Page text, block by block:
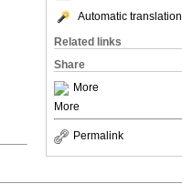
Automatic translation
Related links
Share
More
More
Permalink